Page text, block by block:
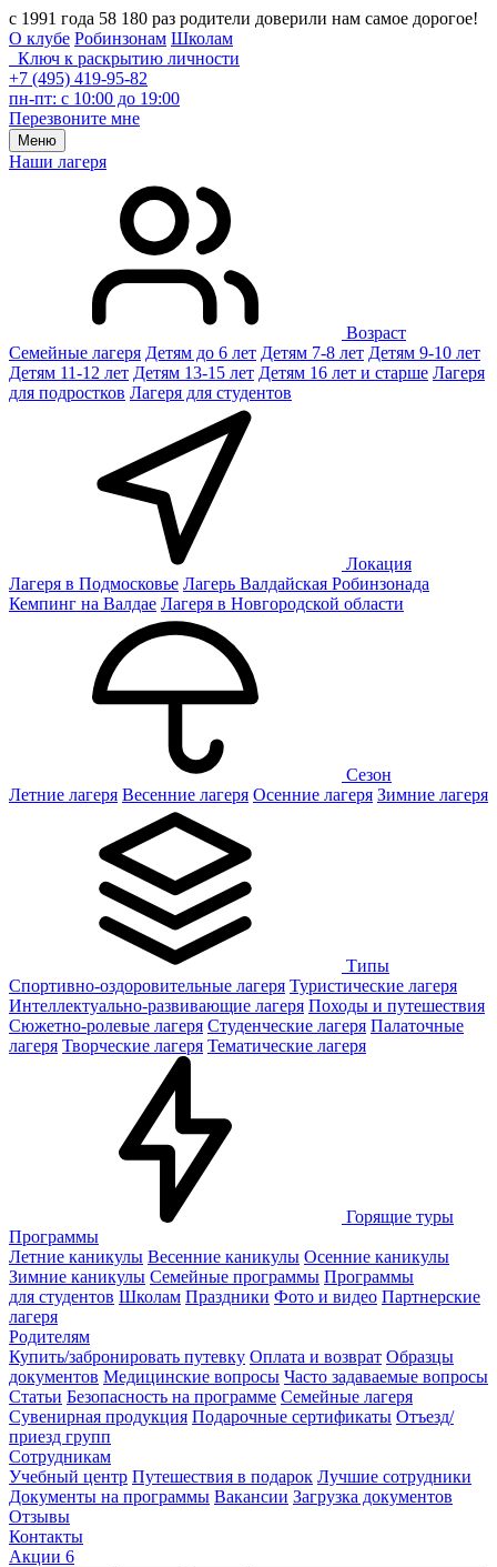
с 1991 года 58 180 раз родители доверили нам самое дорогое!
О клубе Робинзонам Школам
Ключ к раскрытию личности
+7 (495) 419-95-82
пн-пт: с 10:00 до 19:00
Перезвоните мне
Меню
Наши лагеря
Возраст
Семейные лагеря Детям до 6 лет Детям 7-8 лет Детям 9-10 лет
Детям 11-12 лет Детям 13-15 лет Детям 16 лет и старше Лагеря
для подростков Лагеря для студентов
Локация
Лагеря в Подмосковье Лагерь Валдайская Робинзонада
Кемпинг на Валдае Лагеря в Новгородской области
Сезон
Летние лагеря Весенние лагеря Осенние лагеря Зимние лагеря
Типы
Спортивно-оздоровительные лагеря Туристические лагеря
Интеллектуально-развивающие лагеря Походы и путешествия
Сюжетно-ролевые лагеря Студенческие лагеря Палаточные
лагеря Творческие лагеря Тематические лагеря
Горящие туры
Программы
Летние каникулы Весенние каникулы Осенние каникулы
Зимние каникулы Семейные программы Программы
для студентов Школам Праздники Фото и видео Партнерские
лагеря
Родителям
Купить/забронировать путевку Оплата и возврат Образцы
документов Медицинские вопросы Часто задаваемые вопросы
Статьи Безопасность на программе Семейные лагеря
Сувенирная продукция Подарочные сертификаты Отъезд/
приезд групп
Сотрудникам
Учебный центр Путешествия в подарок Лучшие сотрудники
Документы на программы Вакансии Загрузка документов
Отзывы
Контакты
Акции 6